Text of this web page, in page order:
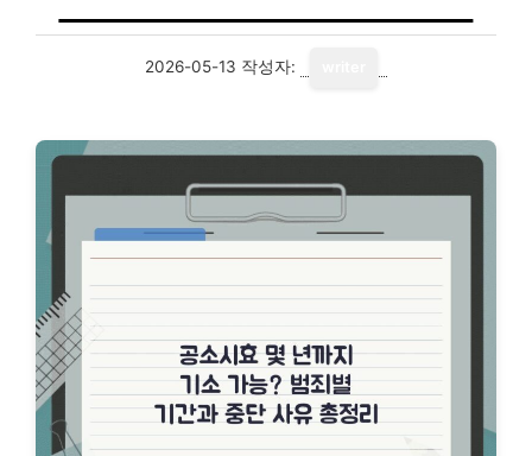
2026-05-13 작성자: